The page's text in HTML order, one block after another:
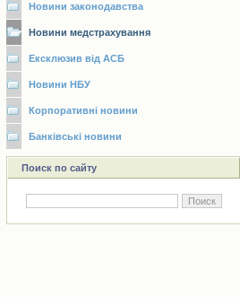
Новини законодавства
Новини медстрахування
Ексклюзив від АСБ
Новини НБУ
Корпоративні новини
Банківські новини
Поиск по сайту